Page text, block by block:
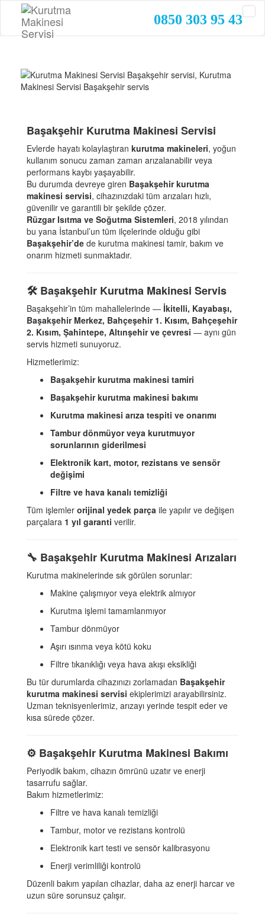
0850 303 95 43
Başakşehir Kurutma Makinesi Servisi
Evlerde hayatı kolaylaştıran kurutma makineleri, yoğun
kullanım sonucu zaman zaman arızalanabilir veya
performans kaybı yaşayabilir.
Bu durumda devreye giren Başakşehir kurutma
makinesi servisi, cihazınızdaki tüm arızaları hızlı,
güvenilir ve garantili bir şekilde çözer.
Rüzgar Isıtma ve Soğutma Sistemleri, 2018 yılından
bu yana İstanbul’un tüm ilçelerinde olduğu gibi
Başakşehir’de de kurutma makinesi tamir, bakım ve
onarım hizmeti sunmaktadır.
🛠️ Başakşehir Kurutma Makinesi Servis
Başakşehir’in tüm mahallelerinde — İkitelli, Kayabaşı,
Başakşehir Merkez, Bahçeşehir 1. Kısım, Bahçeşehir
2. Kısım, Şahintepe, Altınşehir ve çevresi — aynı gün
servis hizmeti sunuyoruz.
Hizmetlerimiz:
Başakşehir kurutma makinesi tamiri
Başakşehir kurutma makinesi bakımı
Kurutma makinesi arıza tespiti ve onarımı
Tambur dönmüyor veya kurutmuyor
sorunlarının giderilmesi
Elektronik kart, motor, rezistans ve sensör
değişimi
Filtre ve hava kanalı temizliği
Tüm işlemler orijinal yedek parça ile yapılır ve değişen
parçalara 1 yıl garanti verilir.
🔧 Başakşehir Kurutma Makinesi Arızaları
Kurutma makinelerinde sık görülen sorunlar:
Makine çalışmıyor veya elektrik almıyor
Kurutma işlemi tamamlanmıyor
Tambur dönmüyor
Aşırı ısınma veya kötü koku
Filtre tıkanıklığı veya hava akışı eksikliği
Bu tür durumlarda cihazınızı zorlamadan Başakşehir
kurutma makinesi servisi ekiplerimizi arayabilirsiniz.
Uzman teknisyenlerimiz, arızayı yerinde tespit eder ve
kısa sürede çözer.
⚙️ Başakşehir Kurutma Makinesi Bakımı
Periyodik bakım, cihazın ömrünü uzatır ve enerji
tasarrufu sağlar.
Bakım hizmetlerimiz:
Filtre ve hava kanalı temizliği
Tambur, motor ve rezistans kontrolü
Elektronik kart testi ve sensör kalibrasyonu
Enerji verimliliği kontrolü
Düzenli bakım yapılan cihazlar, daha az enerji harcar ve
uzun süre sorunsuz çalışır.